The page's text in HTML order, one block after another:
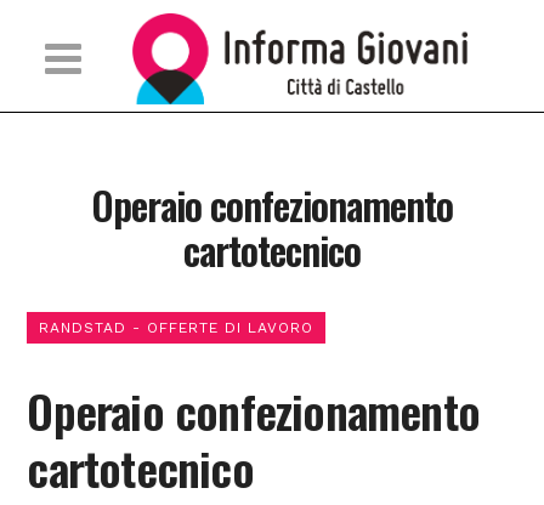
Operaio confezionamento
cartotecnico
RANDSTAD - OFFERTE DI LAVORO
Operaio confezionamento
cartotecnico